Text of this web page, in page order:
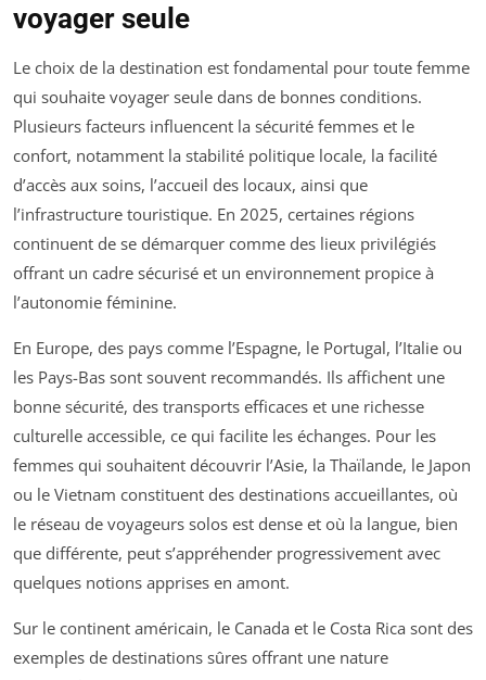
voyager seule
Le choix de la destination est fondamental pour toute femme
qui souhaite voyager seule dans de bonnes conditions.
Plusieurs facteurs influencent la sécurité femmes et le
confort, notamment la stabilité politique locale, la facilité
d’accès aux soins, l’accueil des locaux, ainsi que
l’infrastructure touristique. En 2025, certaines régions
continuent de se démarquer comme des lieux privilégiés
offrant un cadre sécurisé et un environnement propice à
l’autonomie féminine.
En Europe, des pays comme l’Espagne, le Portugal, l’Italie ou
les Pays-Bas sont souvent recommandés. Ils affichent une
bonne sécurité, des transports efficaces et une richesse
culturelle accessible, ce qui facilite les échanges. Pour les
femmes qui souhaitent découvrir l’Asie, la Thaïlande, le Japon
ou le Vietnam constituent des destinations accueillantes, où
le réseau de voyageurs solos est dense et où la langue, bien
que différente, peut s’appréhender progressivement avec
quelques notions apprises en amont.
Sur le continent américain, le Canada et le Costa Rica sont des
exemples de destinations sûres offrant une nature